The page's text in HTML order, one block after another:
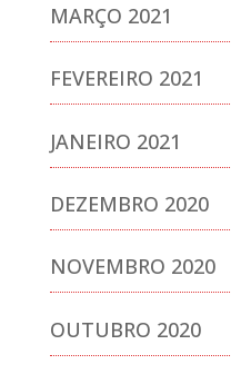
MARÇO 2021
FEVEREIRO 2021
JANEIRO 2021
DEZEMBRO 2020
NOVEMBRO 2020
OUTUBRO 2020